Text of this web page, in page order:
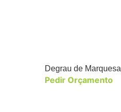
Degrau de Marquesa
Pedir Orçamento